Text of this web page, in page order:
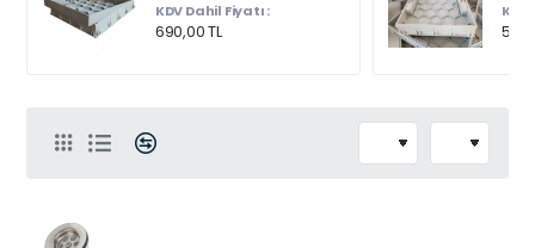
KDV Dahil Fiyatı :
690,00 TL
KDV